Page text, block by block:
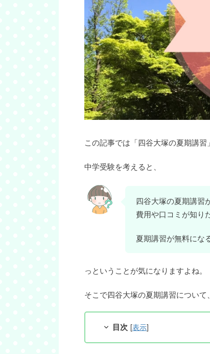
この記事では「四谷大塚の夏期講習
中学受験を考えると、
四谷大塚の夏期講習
費用や口コミが知り
夏期講習が無料にな
っということが気になりますよね。
そこで四谷大塚の夏期講習について
目次 [表示]